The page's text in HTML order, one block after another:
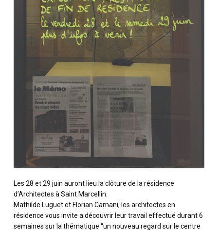
Les 28 et 29 juin auront lieu la clôture de la résidence
d’Architectes à Saint Marcellin.
Mathilde Luguet et Florian Camani, les architectes en
résidence vous invite a découvrir leur travail effectué durant 6
semaines sur la thématique “un nouveau regard sur le centre